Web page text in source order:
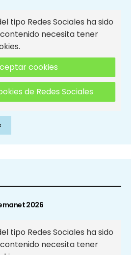
tipo Redes Sociales ha sido
necesita tener
cookies
de Redes Sociales
2026
tipo Redes Sociales ha sido
necesita tener